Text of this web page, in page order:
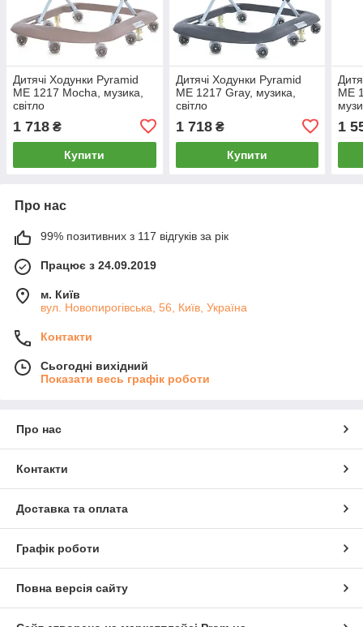
Дитячі Ходунки Pyramid
ME 1217 Mocha, музика,
світло
1 718 ₴
Купити
Дитячі Ходунки Pyramid
ME 1217 Gray, музика,
світло
1 718₴
Купити
ME
1
Про нас
99% позитивних з 117 відгуків за рік
Працює з 24.09.2019
м. Київ
вул. Новопирогівська, 56, Київ, Україна
Контакти
Сьогодні вихідний
Показати весь графік роботи
Про нас
Контакти
Доставка та оплата
Графік роботи
Повна версія сайту